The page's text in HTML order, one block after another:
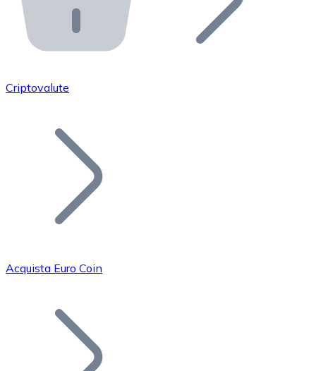
API Bitnovo
Integra la nostra API nel tuo ecosistema.
Unisciti alla nostra rete di rivenditori e
Aggiungi il token del tuo progetto al nostro servizio di
Bitcoin
Criptovalute
Acquista Euro Coin